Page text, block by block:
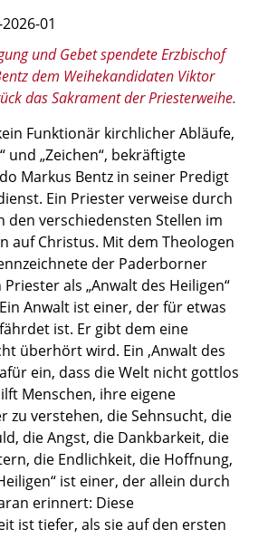
und Gebet spendete Erzbischof
dem Weihekandidaten Viktor
das Sakrament der Priesterweihe.
Funktionär kirchlicher Abläufe,
und „Zeichen“, bekräftigte
Markus Bentz in seiner Predigt
Ein Priester verweise durch
den verschiedensten Stellen im
auf Christus. Mit dem Theologen
der Paderborner
als „Anwalt des Heiligen“
Anwalt ist einer, der für etwas
ist. Er gibt dem eine
überhört wird. Ein ‚Anwalt des
ein, dass die Welt nicht gottlos
Menschen, ihre eigene
zu verstehen, die Sehnsucht, die
die Angst, die Dankbarkeit, die
die Endlichkeit, die Hoffnung,
ist einer, der allein durch
erinnert: Diese
ist tiefer, als sie auf den ersten